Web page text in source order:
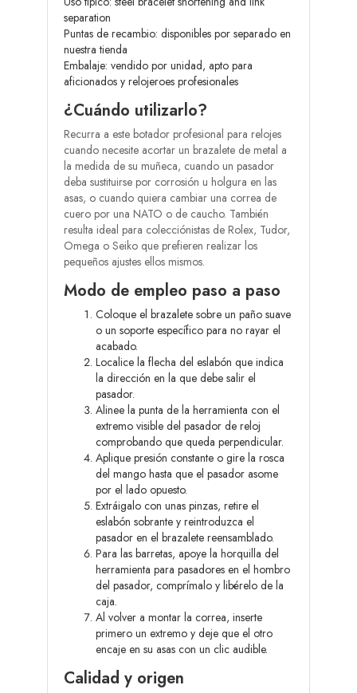
separation
Puntas de recambio: disponibles por separado en
nuestra tienda
Embalaje: vendido por unidad, apto para
aficionados y relojeroes profesionales
¿Cuándo utilizarlo?
Recurra a este botador profesional para relojes
cuando necesite acortar un brazalete de metal a
la medida de su muñeca, cuando un pasador
deba sustituirse por corrosión u holgura en las
asas, o cuando quiera cambiar una correa de
cuero por una NATO o de caucho. También
resulta ideal para colecciónistas de Rolex, Tudor,
Omega o Seiko que prefieren realizar los
pequeños ajustes ellos mismos.
Modo de empleo paso a paso
Coloque el brazalete sobre un paño suave
o un soporte específico para no rayar el
acabado.
Localice la flecha del eslabón que indica
la dirección en la que debe salir el
pasador.
Alinee la punta de la herramienta con el
extremo visible del pasador de reloj
comprobando que queda perpendicular.
Aplique presión constante o gire la rosca
del mango hasta que el pasador asome
por el lado opuesto.
Extráigalo con unas pinzas, retire el
eslabón sobrante y reintroduzca el
pasador en el brazalete reensamblado.
Para las barretas, apoye la horquilla del
herramienta para pasadores en el hombro
del pasador, comprímalo y libérelo de la
caja.
Al volver a montar la correa, inserte
primero un extremo y deje que el otro
encaje en su asas con un clic audible.
Calidad y origen